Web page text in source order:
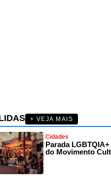
+ VEJA MAIS
Cidades
Parada
do Movimento